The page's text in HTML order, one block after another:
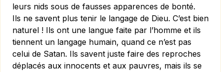
leurs nids sous de fausses apparences de bonté.
Ils ne savent plus tenir le langage de Dieu. C’est bien
naturel ! Ils ont une langue faite par l’homme et ils
tiennent un langage humain, quand ce n’est pas
celui de Satan. Ils savent juste faire des reproches
déplacés aux innocents et aux pauvres, mais ils se